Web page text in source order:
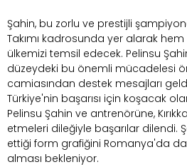
Şahin, bu zorlu ve prestijli
Takımı kadrosunda yer alarak hem
ülkemizi temsil edecek. Pelinsu
düzeydeki bu önemli mücadelesi
camiasından destek mesajları
Türkiye'nin başarısı için koşacak
Pelinsu Şahin ve antrenörüne,
etmeleri dileğiyle başarılar dilendi.
ettiği form grafiğini Romanya'da
alması bekleniyor.